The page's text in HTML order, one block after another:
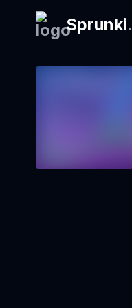
Sprunki.